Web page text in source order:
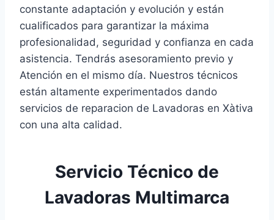
constante adaptación y evolución y están
cualificados para garantizar la máxima
profesionalidad, seguridad y confianza en cada
asistencia. Tendrás asesoramiento previo y
Atención en el mismo día. Nuestros técnicos
están altamente experimentados dando
servicios de reparacion de Lavadoras en Xàtiva
con una alta calidad.
Servicio Técnico de
Lavadoras Multimarca